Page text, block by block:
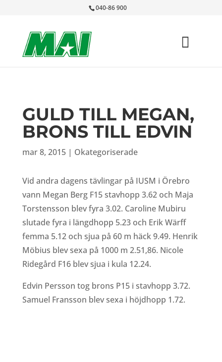
040-86 900
GULD TILL MEGAN,
BRONS TILL EDVIN
mar 8, 2015| Okategoriserade
Vid andra dagens tävlingar på IUSM i Örebro
vann Megan Berg F15 stavhopp 3.62 och Maja
Torstensson blev fyra 3.02. Caroline Mubiru
slutade fyra i längdhopp 5.23 och Erik Wärff
femma 5.12 och sjua på 60 m häck 9.49. Henrik
Möbius blev sexa på 1000 m 2.51,86. Nicole
Ridegård F16 blev sjua i kula 12.24.
Edvin Persson tog brons P15 i stavhopp 3.72.
Samuel Fransson blev sexa i höjdhopp 1.72.